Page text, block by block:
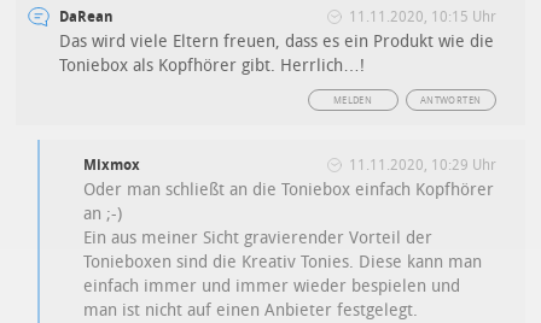
DaRean 11.11.2020, 10:15 Uhr
Das wird viele Eltern freuen, dass es ein Produkt wie die
Toniebox als Kopfhörer gibt. Herrlich…!
ANTWORTEN
MELDEN
Mixmox 11.11.2020, 10:29 Uhr
Oder man schließt an die Toniebox einfach Kopfhörer
an ;-)
Ein aus meiner Sicht gravierender Vorteil der
Tonieboxen sind die Kreativ Tonies. Diese kann man
einfach immer und immer wieder bespielen und
man ist nicht auf einen Anbieter festgelegt.